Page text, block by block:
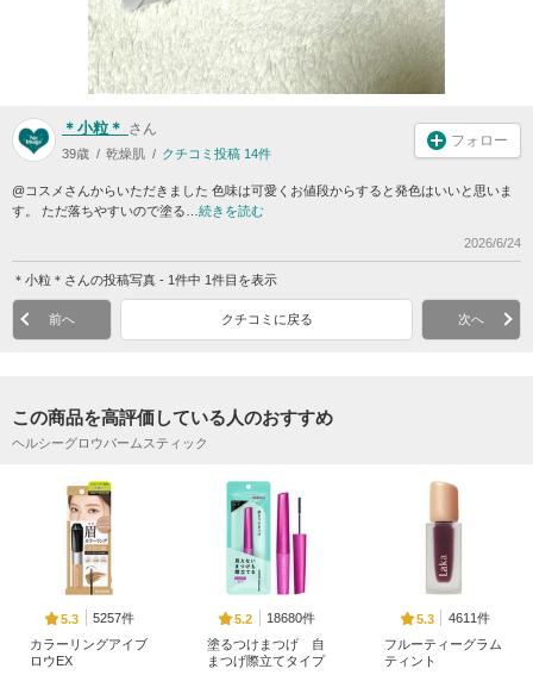
＊小粒＊ さん
39歳 乾燥肌 クチコミ投稿 14件
フォロー
@コスメさんからいただきました 色味は可愛くお値段からすると発色はいいと思いま
す。 ただ落ちやすいので塗る… 続きを読む
2026/6/24
＊小粒＊さんの投稿写真 - 1件中 1件目を表示
前へ クチコミに戻る 次へ
この商品を高評価している人のおすすめ
ヘルシーグロウバームスティック
5.3
5257件
カラーリングアイブ
ロウEX
5.2
18680件
塗るつけまつげ 自
まつげ際立てタイプ
5.3
4611件
フルーティーグラム
ティント